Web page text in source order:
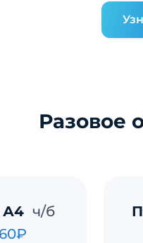
Разовое
А4 ч/б